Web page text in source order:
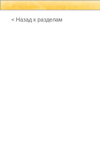
< Назад к разделам